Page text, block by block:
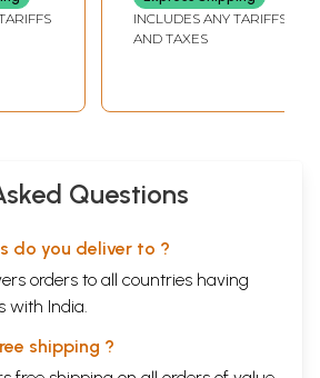
Healing Diabetic
Foot Ulcers)
INCLUDES ANY TARIFFS
AND TAXES
Questions
do you deliver to ?
orders to all countries having
with India.
shipping ?